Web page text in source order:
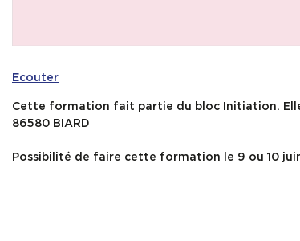
Ecouter
Cette formation fait partie du bloc Initiation.
86580 BIARD
Possibilité de faire cette formation le 9 ou 10